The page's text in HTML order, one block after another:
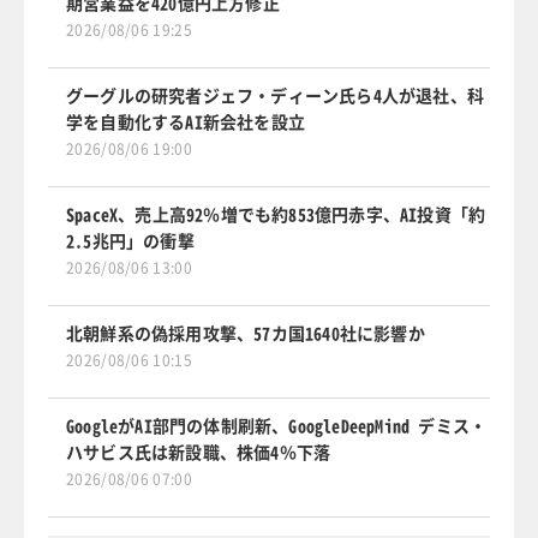
2026/08/06 19:25
グーグルの研究者ジェフ・ディーン氏ら4人が退社、科
学を自動化するAI新会社を設立
2026/08/06 19:00
SpaceX、売上高92％増でも約853億円赤字、AI投資「約
2.5兆円」の衝撃
2026/08/06 13:00
北朝鮮系の偽採用攻撃、57カ国1640社に影響か
2026/08/06 10:15
GoogleがAI部門の体制刷新、GoogleDeepMind デミス・
ハサビス氏は新設職、株価4％下落
2026/08/06 07:00